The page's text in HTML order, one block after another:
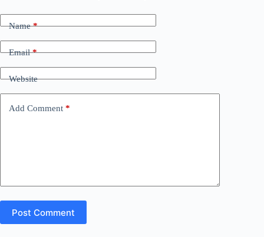
Name*
Email*
Website
Add Comment *
Post Comment